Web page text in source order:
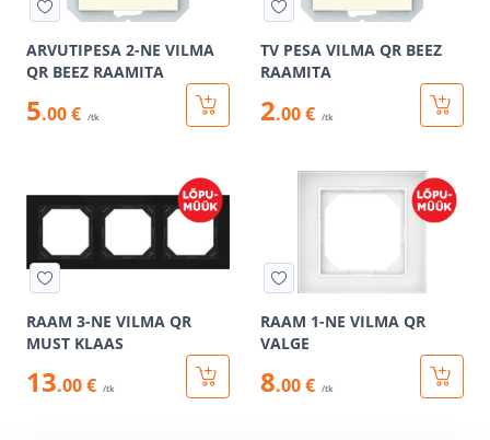
ARVUTIPESA 2-NE VILMA
QR BEEZ RAAMITA
5.00 € /tk
TV PESA VILMA QR BEEZ
RAAMITA
2.00 € /tk
RAAM 3-NE VILMA QR
MUST KLAAS
13.00 € /tk
RAAM 1-NE VILMA QR
VALGE
8.00 € /tk